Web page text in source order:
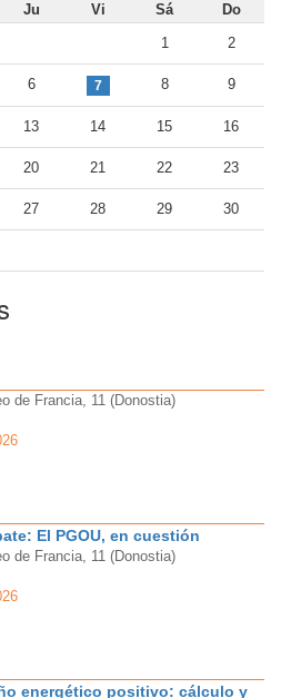
Ju Vi Sá
Do
1
2
6 7 8 9
13 14 15 16
20 21 22 23
27 28 29 30
de Francia, 11 (Donostia)
El PGOU, en cuestión
de Francia, 11 (Donostia)
energético positivo: cálculo y